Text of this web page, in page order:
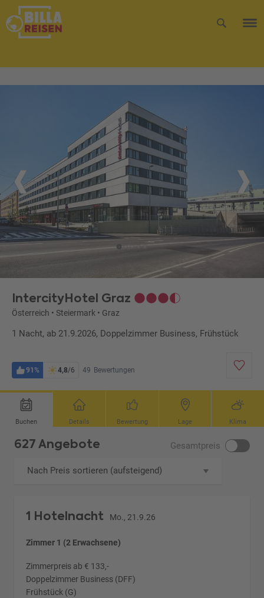
IntercityHotel Graz
Österreich • Steiermark • Graz
1 Nacht, ab 21.9.2026, Doppelzimmer Business, Frühstück
91% 4,8/6 49 Bewertungen
Buchen Details Bewertung Lage Klima
627 Angebote Gesamtpreis
Nach Preis sortieren (aufsteigend)
1 Hotelnacht Mo., 21.9.26
Zimmer 1 (2 Erwachsene)
Zimmerpreis ab € 133,-
Doppelzimmer Business (DFF)
Frühstück (G)